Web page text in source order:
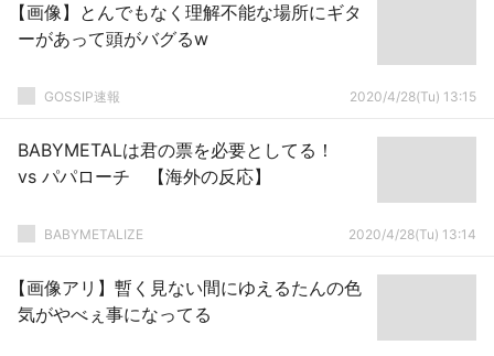
【画像】とんでもなく理解不能な場所にギタ
ーがあって頭がバグるw
GOSSIP速報 2020/4/28(Tu) 13:15
BABYMETALは君の票を必要としてる！
vs パパローチ 【海外の反応】
BABYMETALIZE 2020/4/28(Tu) 13:14
【画像アリ】暫く見ない間にゆえるたんの色
気がやべぇ事になってる